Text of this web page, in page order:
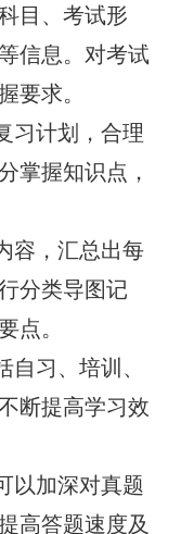
目、考试形
信息。对考试
要求。
习计划，合理
掌握知识点，
容，汇总出每
分类导图记
点。
习、培训、
断提高学习效
以加深对真题
高答题速度及